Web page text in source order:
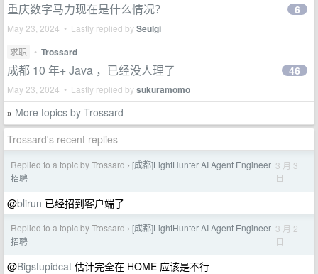
重庆数字马力现在是什么情况？
May 23, 2024 • Lastly replied bySeulgi
6
求职 • Trossard
成都 10 年+ Java ，已经没人理了
May 23, 2024 • Lastly replied bysukuramomo
46
» More topics by Trossard
Trossard's recent replies
Replied to a topic by Trossard › [成都]LightHunter AI Agent Engineer
招聘
3 月 3
日
@blirun 已经招到客户端了
Replied to a topic by Trossard › [成都]LightHunter AI Agent Engineer
招聘
3 月 2
日
@Bigstupidcat 估计完全在 HOME 应该是不行